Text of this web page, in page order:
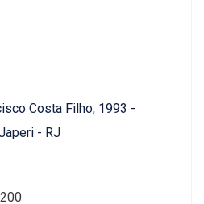
Costa Filho, 1993 -
- RJ